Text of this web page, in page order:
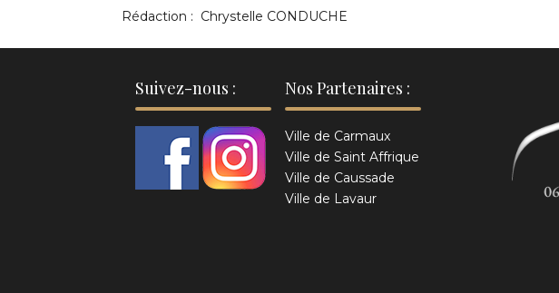
Rédaction : Chrystelle CONDUCHE
Suivez-nous : Nos Partenaires :
Ville de Carmaux
Ville de Saint Affrique
Ville de Caussade
Ville de Lavaur